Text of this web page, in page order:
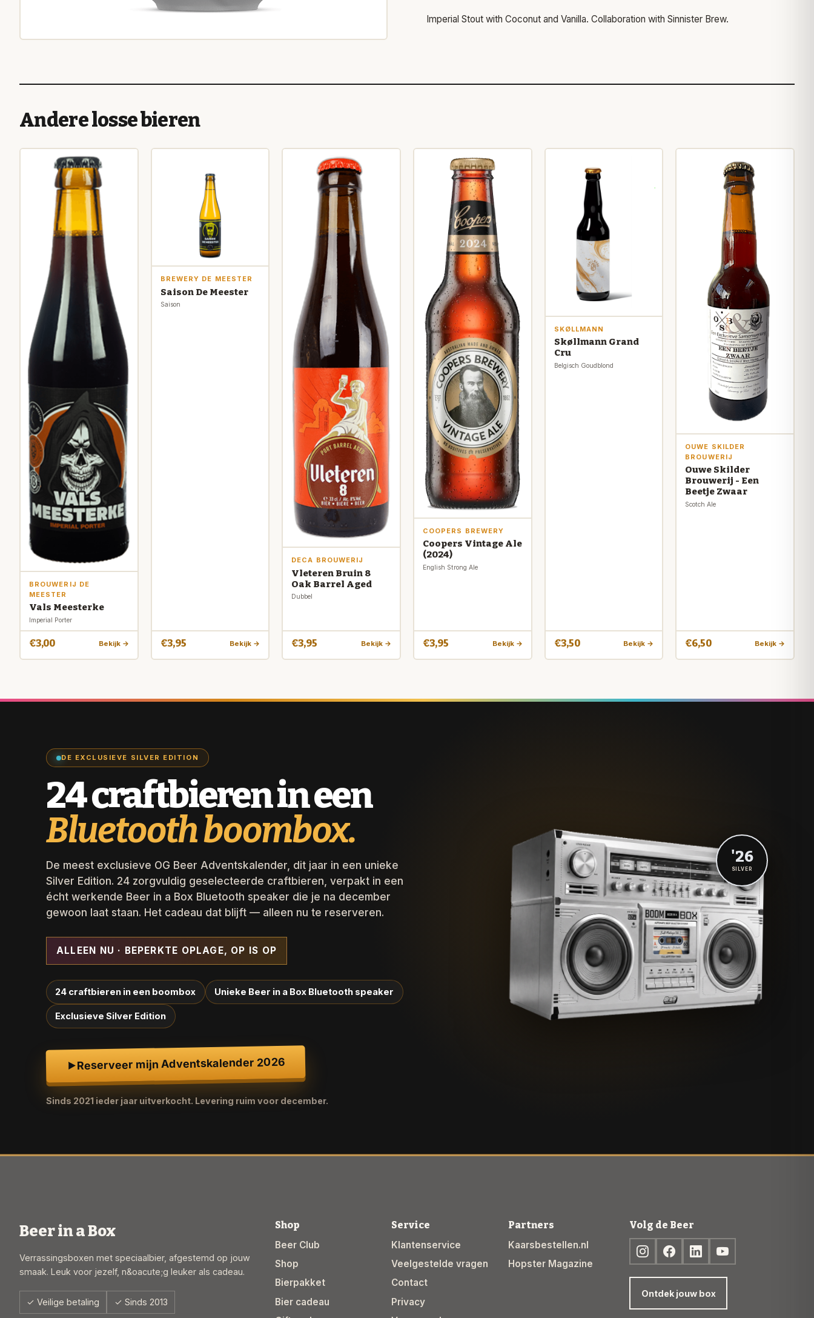
Imperial Stout with Coconut and Vanilla. Collaboration with Sinnister Brew.
Andere losse bieren
BROUWERIJ DE
MEESTER
Vals Meesterke
Imperial Porter
€3,00 Bekijk →
BREWERY DE MEESTER
Saison De Meester
Saison
€3,95 Bekijk →
DECA BROUWERIJ
Vleteren Bruin 8
Oak Barrel Aged
Dubbel
€3,95 Bekijk →
COOPERS BREWERY
Coopers Vintage Ale
(2024)
English Strong Ale
€3,95 Bekijk →
SKØLLMANN
Skøllmann Grand
Cru
Belgisch Goudblond
€3,50 Bekijk →
OUWE SKILDER
BROUWERIJ
Ouwe Skilder
Brouwerij - Een
Beetje Zwaar
Scotch Ale
€6,50 Bekijk →
DE EXCLUSIEVE SILVER EDITION
24 craftbieren in een
Bluetooth boombox.
De meest exclusieve OG Beer Adventskalender, dit jaar in een unieke
Silver Edition. 24 zorgvuldig geselecteerde craftbieren, verpakt in een
écht werkende Beer in a Box Bluetooth speaker die je na december
gewoon laat staan. Het cadeau dat blijft — alleen nu te reserveren.
ALLEEN NU · BEPERKTE OPLAGE, OP IS OP
24 craftbieren in een boombox Unieke Beer in a Box Bluetooth speaker
Exclusieve Silver Edition
Reserveer mijn Adventskalender 2026
Sinds 2021 ieder jaar uitverkocht. Levering ruim voor december.
'26
SILVER
Beer in a Box
Verrassingsboxen met speciaalbier, afgestemd op jouw
smaak. Leuk voor jezelf, n&oacute;g leuker als cadeau.
✓ Veilige betaling ✓ Sinds 2013
Shop
Beer Club
Shop
Bierpakket
Bier cadeau
Service
Klantenservice
Veelgestelde vragen
Contact
Privacy
Partners
Kaarsbestellen.nl
Hopster Magazine
Volg de Beer
Ontdek jouw box